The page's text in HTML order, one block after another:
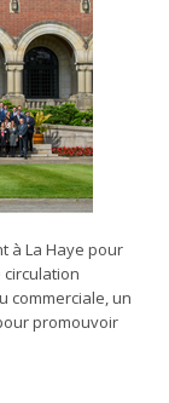
à La Haye pour
commerciale, un
promouvoir